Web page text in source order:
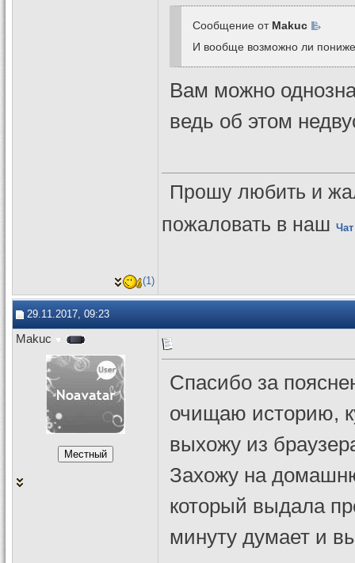
Сообщение от Makuc
И вообще возможно ли
Вам можно
ведь об этом
Прошу любить и
пожаловать в наш
(1)
29.11.2017, 09:23
Makuc
Спасибо за
очищаю историю,
выхожу из
Захожу на
который выдала
минуту думает и